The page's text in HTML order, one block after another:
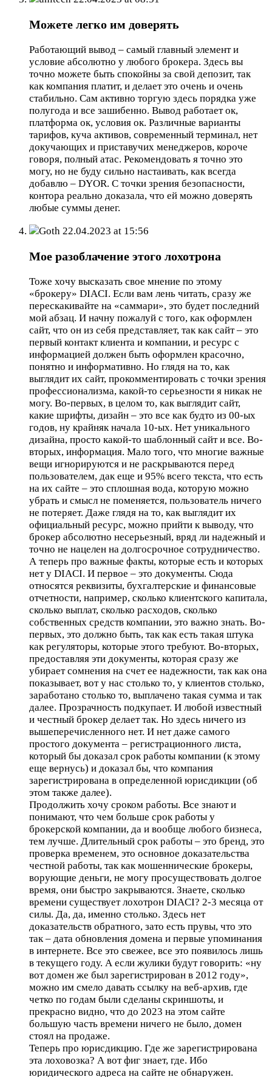
Можете легко им доверять
Работающий вывод – самый главный элемент и
условие абсолютно у любого брокера. Здесь вы
точно можете быть спокойны за свой депозит, так
как компания платит, и делает это очень и очень
стабильно. Сам активно торгую здесь порядка уже
полугода и все зашибенно. Вывод работает ок,
платформа ок, условия ок. Различные варианты
тарифов, куча активов, современный терминал, нет
докучающих и приставучих менеджеров, короче
говоря, полный атас. Рекомендовать я точно это
могу, но не буду сильно настаивать, как всегда
добавлю – DYOR. С точки зрения безопасности,
контора реально доказала, что ей можно доверять
любые суммы денег.
Goth 22.04.2023 at 15:56
Мое разоблачение этого лохотрона
Тоже хочу высказать свое мнение по этому
«брокеру» DIACI. Если вам лень читать, сразу же
перескакивайте на «саммари», это будет последний
мой абзац. И начну пожалуй с того, как оформлен
сайт, что он из себя представляет, так как сайт – это
первый контакт клиента и компании, и ресурс с
информацией должен быть оформлен красочно,
понятно и информативно. Но глядя на то, как
выглядит их сайт, прокомментировать с точки зрения
профессионализма, какой-то серьезности я никак не
могу. Во-первых, в целом то, как выглядит сайт,
какие шрифты, дизайн – это все как будто из 00-ых
годов, ну крайняк начала 10-ых. Нет уникального
дизайна, просто какой-то шаблонный сайт и все. Во-
вторых, информация. Мало того, что многие важные
вещи игнорируются и не раскрываются перед
пользователем, дак еще и 95% всего текста, что есть
на их сайте – это сплошная вода, которую можно
убрать и смысл не поменяется, пользователь ничего
не потеряет. Даже глядя на то, как выглядит их
официальный ресурс, можно прийти к выводу, что
брокер абсолютно несерьезный, вряд ли надежный и
точно не нацелен на долгосрочное сотрудничество.
А теперь про важные факты, которые есть и которых
нет у DIACI. И первое – это документы. Сюда
относятся реквизиты, бухгалтерские и финансовые
отчетности, например, сколько клиентского капитала,
сколько выплат, сколько расходов, сколько
собственных средств компании, это важно знать. Во-
первых, это должно быть, так как есть такая штука
как регуляторы, которые этого требуют. Во-вторых,
предоставляя эти документы, которая сразу же
убирает сомнения на счет ее надежности, так как она
показывает, вот у нас столько то, у клиентов столько,
заработано столько то, выплачено такая сумма и так
далее. Прозрачность подкупает. И любой известный
и честный брокер делает так. Но здесь ничего из
вышеперечисленного нет. И нет даже самого
простого документа – регистрационного листа,
который бы доказал срок работы компании (к этому
еще вернусь) и доказал бы, что компания
зарегистрирована в определенной юрисдикции (об
этом также далее).
Продолжить хочу сроком работы. Все знают и
понимают, что чем больше срок работы у
брокерской компании, да и вообще любого бизнеса,
тем лучше. Длительный срок работы – это бренд, это
проверка временем, это основное доказательства
честной работы, так как мошеннические брокеры,
ворующие деньги, не могу просуществовать долгое
время, они быстро закрываются. Знаете, сколько
времени существует лохотрон DIACI? 2-3 месяца от
силы. Да, да, именно столько. Здесь нет
доказательств обратного, зато есть прувы, что это
так – дата обновления домена и первые упоминания
в интернете. Все это свежее, все это появилось лишь
в текущего году. А если жулики будут говорить: «ну
вот домен же был зарегистрирован в 2012 году»,
можно им смело давать ссылку на веб-архив, где
четко по годам были сделаны скриншоты, и
прекрасно видно, что до 2023 на этом сайте
большую часть времени ничего не было, домен
стоял на продаже.
Теперь про юрисдикцию. Где же зарегистрирована
эта лоховозка? А вот фиг знает, где. Ибо
юридического адреса на сайте не обнаружен.